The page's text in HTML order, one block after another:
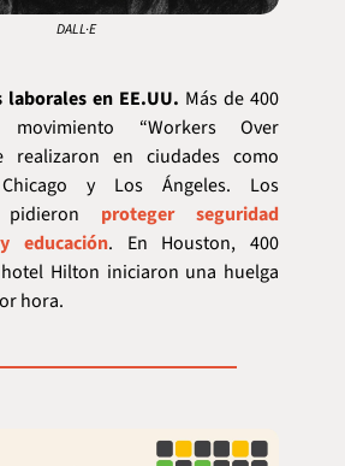
DALL·E
laborales en EE.UU. Más de 400
“Workers Over
realizaron en ciudades como
y Los Ángeles. Los
pidieron proteger seguridad
educación. En Houston, 400
Hilton iniciaron una huelga
hora.